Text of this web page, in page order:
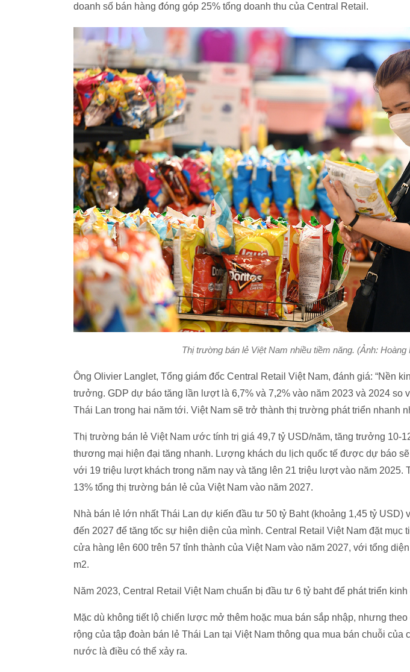
doanh số bán hàng đóng góp 25% tổng doanh thu của Central Retail.
Thị trường bán lẻ Việt Nam nhiều tiềm năng. (Ảnh: Hoàng
Ông Olivier Langlet, Tổng giám đốc Central Retail Việt Nam, đánh giá: “Nền
trưởng. GDP dự báo tăng lần lượt là 6,7% và 7,2% vào năm 2023 và 2024 so
Thái Lan trong hai năm tới. Việt Nam sẽ trở thành thị trường phát triển nhanh
Thị trường bán lẻ Việt Nam ước tính trị giá 49,7 tỷ USD/năm, tăng trưởng 10-
thương mại hiện đại tăng nhanh. Lượng khách du lịch quốc tế được dự báo
với 19 triệu lượt khách trong năm nay và tăng lên 21 triệu lượt vào năm 2025.
13% tổng thị trường bán lẻ của Việt Nam vào năm 2027.
Nhà bán lẻ lớn nhất Thái Lan dự kiến đầu tư 50 tỷ Baht (khoảng 1,45 tỷ USD)
đến 2027 để tăng tốc sự hiện diện của mình. Central Retail Việt Nam đặt mục
cửa hàng lên 600 trên 57 tỉnh thành của Việt Nam vào năm 2027, với tổng
m2.
Năm 2023, Central Retail Việt Nam chuẩn bị đầu tư 6 tỷ baht để phát triển
Mặc dù không tiết lộ chiến lược mở thêm hoặc mua bán sắp nhập, nhưng
rộng của tập đoàn bán lẻ Thái Lan tại Việt Nam thông qua mua bán chuỗi của
nước là điều có thể xảy ra.